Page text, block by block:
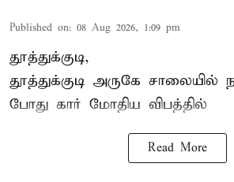
Published on: 08 Aug 2026, 1:09 pm
தூத்துக்குடி,
தூத்துக்குடி அருகே சாலையில்
போது கார் மோதிய விபத்தில்
Read More